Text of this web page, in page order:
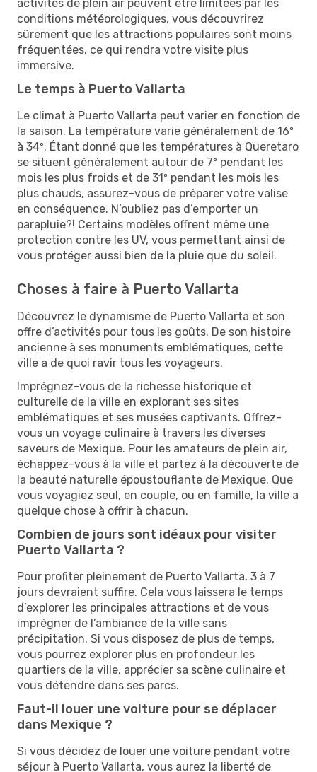
activités de plein air peuvent être limitées par les
conditions météorologiques, vous découvrirez
sûrement que les attractions populaires sont moins
fréquentées, ce qui rendra votre visite plus
immersive.
Le temps à Puerto Vallarta
Le climat à Puerto Vallarta peut varier en fonction de
la saison. La température varie généralement de 16º
à 34º. Étant donné que les températures à Queretaro
se situent généralement autour de 7º pendant les
mois les plus froids et de 31º pendant les mois les
plus chauds, assurez-vous de préparer votre valise
en conséquence. N’oubliez pas d’emporter un
parapluie?! Certains modèles offrent même une
protection contre les UV, vous permettant ainsi de
vous protéger aussi bien de la pluie que du soleil.
Choses à faire à Puerto Vallarta
Découvrez le dynamisme de Puerto Vallarta et son
offre d’activités pour tous les goûts. De son histoire
ancienne à ses monuments emblématiques, cette
ville a de quoi ravir tous les voyageurs.
Imprégnez-vous de la richesse historique et
culturelle de la ville en explorant ses sites
emblématiques et ses musées captivants. Offrez-
vous un voyage culinaire à travers les diverses
saveurs de Mexique. Pour les amateurs de plein air,
échappez-vous à la ville et partez à la découverte de
la beauté naturelle époustouflante de Mexique. Que
vous voyagiez seul, en couple, ou en famille, la ville a
quelque chose à offrir à chacun.
Combien de jours sont idéaux pour visiter
Puerto Vallarta ?
Pour profiter pleinement de Puerto Vallarta, 3 à 7
jours devraient suffire. Cela vous laissera le temps
d’explorer les principales attractions et de vous
imprégner de l’ambiance de la ville sans
précipitation. Si vous disposez de plus de temps,
vous pourrez explorer plus en profondeur les
quartiers de la ville, apprécier sa scène culinaire et
vous détendre dans ses parcs.
Faut-il louer une voiture pour se déplacer
dans Mexique ?
Si vous décidez de louer une voiture pendant votre
séjour à Puerto Vallarta, vous aurez la liberté de